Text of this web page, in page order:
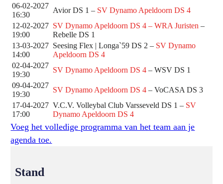
06-02-2027
16:30
Avior DS 1 – SV Dynamo Apeldoorn DS 4
12-02-2027
19:00
SV Dynamo Apeldoorn DS 4 – WRA Juristen –
Rebelle DS 1
13-03-2027
14:00
Seesing Flex | Longa`59 DS 2 – SV Dynamo
Apeldoorn DS 4
02-04-2027
19:30
SV Dynamo Apeldoorn DS 4 – WSV DS 1
09-04-2027
19:30
SV Dynamo Apeldoorn DS 4 – VoCASA DS 3
17-04-2027
17:00
V.C.V. Volleybal Club Varsseveld DS 1 – SV
Dynamo Apeldoorn DS 4
Voeg het volledige programma van het team aan je
agenda toe.
Stand